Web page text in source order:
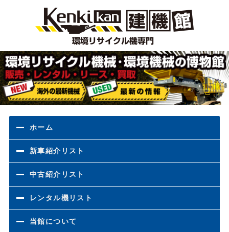
ホーム
新車紹介リスト
中古紹介リスト
レンタル機リスト
当館について